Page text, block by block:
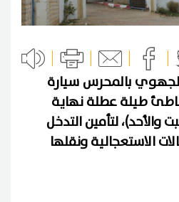
بالمحرس سيارة
طيلة عطلة نهاية
لتأمين التدخل
الاستعجالية ونقلها